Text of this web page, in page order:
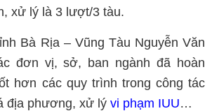
xử lý là 3 lượt/3 tàu.
Bà Rịa – Vũng Tàu Nguyễn Văn
đơn vị, sở, ban ngành đã hoàn
hơn các quy trình trong công tác
địa phương, xử lý vi phạm IUU…